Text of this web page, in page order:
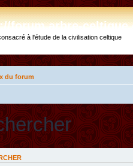
forum.arbre-
à l'étude de la civilisation celtique
du forum